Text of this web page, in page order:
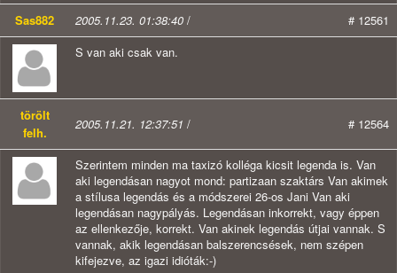
Sas882 2005.11.23. 01:38:40 /
# 12561
S van aki csak van.
törölt
felh.
2005.11.21. 12:37:51 / # 12564
Szerintem minden ma taxizó kolléga kicsit legenda is. Van
aki legendásan nagyot mond: partizaan szaktárs Van akimek
a stílusa legendás és a módszerei 26-os Jani Van aki
legendásan nagypályás. Legendásan inkorrekt, vagy éppen
az ellenkezője, korrekt. Van akinek legendás útjai vannak. S
vannak, akik legendásan balszerencsések, nem szépen
kifejezve, az igazi idióták:-)